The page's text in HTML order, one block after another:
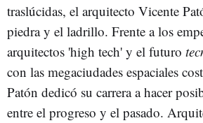
traslúcidas, el arquitecto Vicente
piedra y el ladrillo. Frente a los
arquitectos 'high tech' y el futuro
con las megaciudades espaciales
Patón dedicó su carrera a hacer
entre el progreso y el pasado.